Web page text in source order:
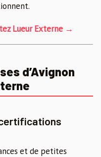
Lueur Externe →
d’Avignon
et de petites